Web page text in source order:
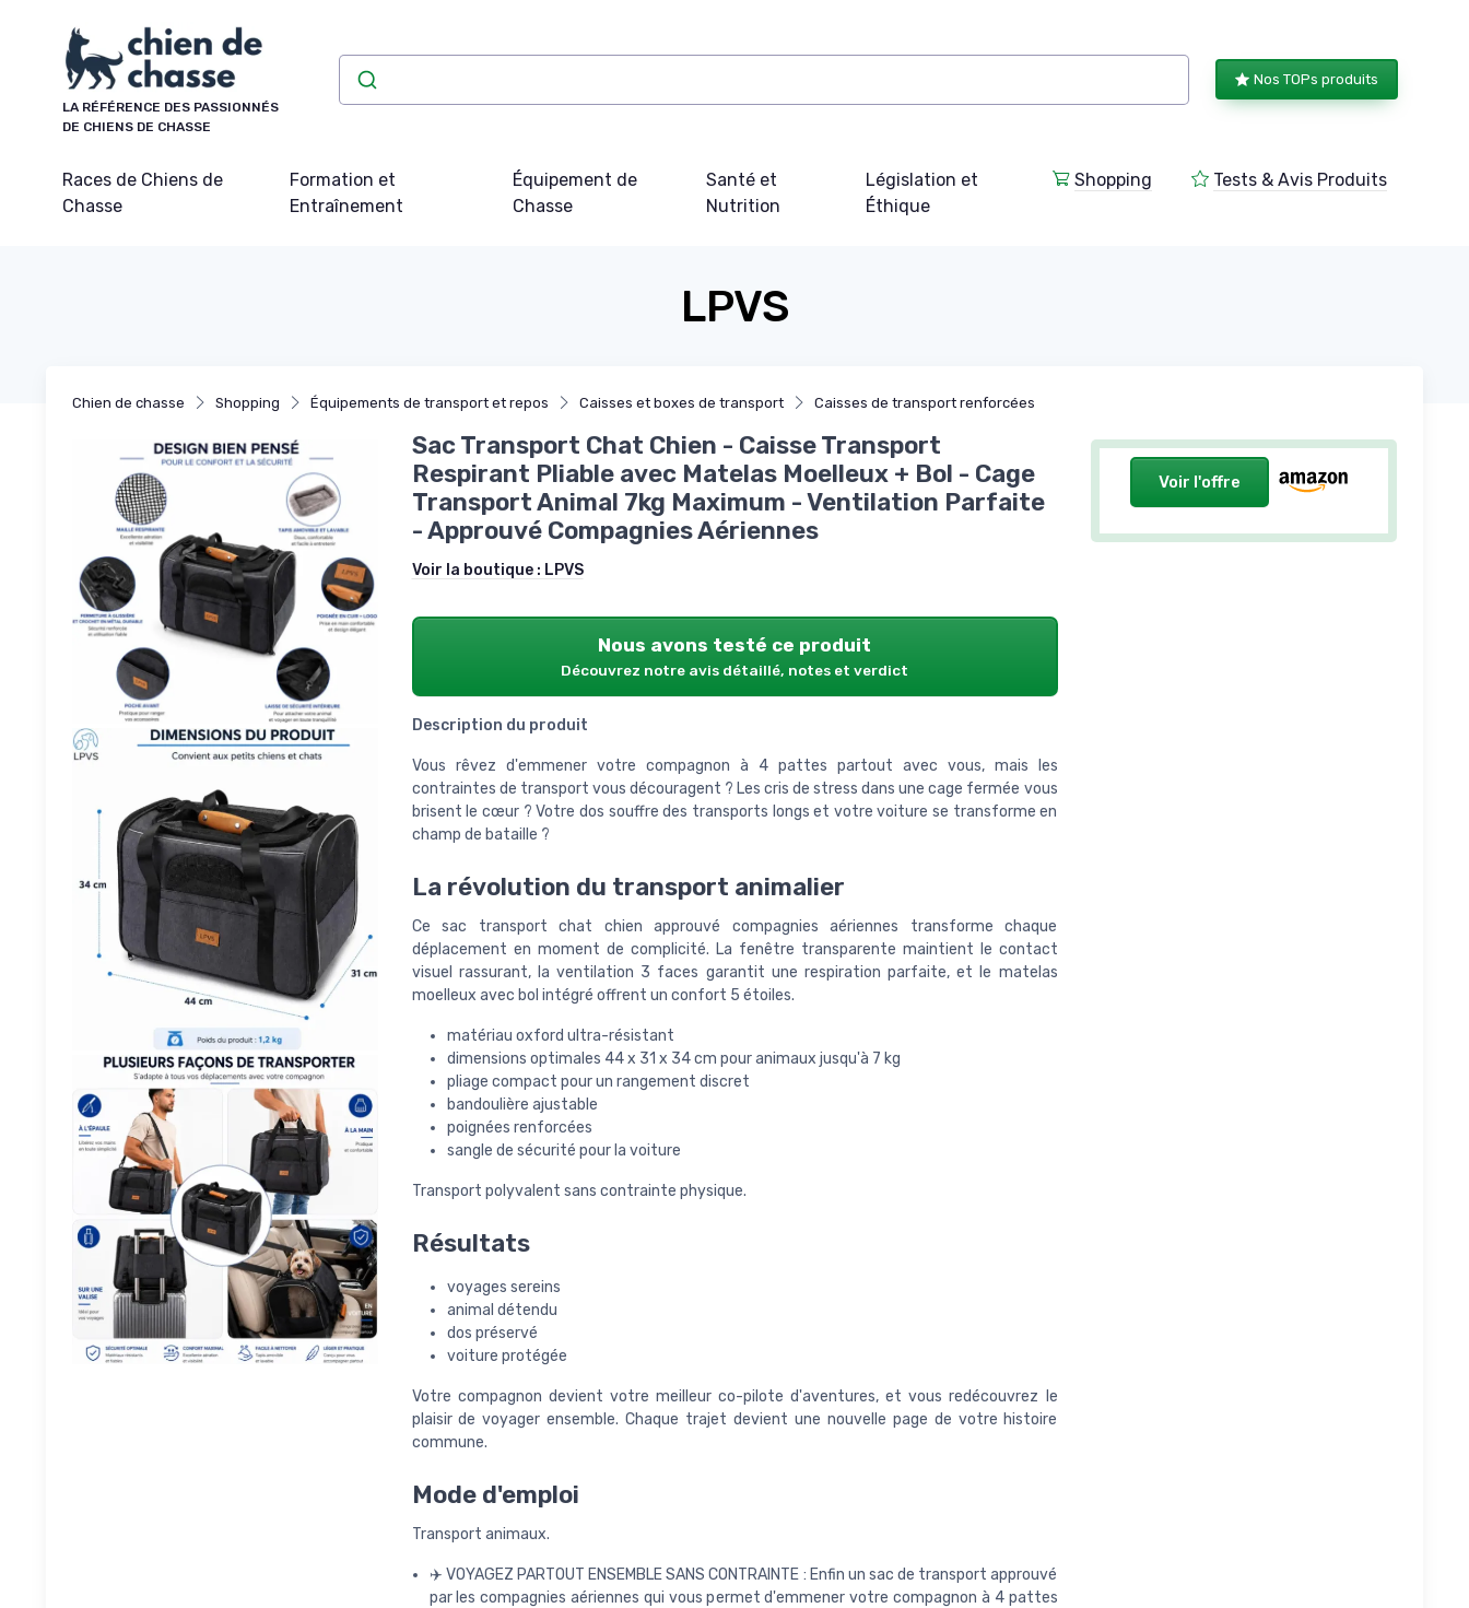
LA RÉFÉRENCE DES PASSIONNÉS
DE CHIENS DE CHASSE
Nos TOPs produits
Races de Chiens de
Chasse
Formation et
Entraînement
Équipement de
Chasse
Santé et
Nutrition
Législation et
Éthique
Shopping Tests & Avis Produits
LPVS
Chien de chasse Shopping Équipements de transport et repos Caisses et boxes de transport Caisses de transport renforcées
Voir l'offre
Sac Transport Chat Chien - Caisse Transport
Respirant Pliable avec Matelas Moelleux + Bol - Cage
Transport Animal 7kg Maximum - Ventilation Parfaite
- Approuvé Compagnies Aériennes
Voir la boutique : LPVS
Nous avons testé ce produit
Découvrez notre avis détaillé, notes et verdict
Description du produit
Vous rêvez d'emmener votre compagnon à 4 pattes partout avec vous, mais les
contraintes de transport vous découragent ? Les cris de stress dans une cage fermée vous
brisent le cœur ? Votre dos souffre des transports longs et votre voiture se transforme en
champ de bataille ?
La révolution du transport animalier
Ce sac transport chat chien approuvé compagnies aériennes transforme chaque
déplacement en moment de complicité. La fenêtre transparente maintient le contact
visuel rassurant, la ventilation 3 faces garantit une respiration parfaite, et le matelas
moelleux avec bol intégré offrent un confort 5 étoiles.
matériau oxford ultra-résistant
dimensions optimales 44 x 31 x 34 cm pour animaux jusqu'à 7 kg
pliage compact pour un rangement discret
bandoulière ajustable
poignées renforcées
sangle de sécurité pour la voiture
Transport polyvalent sans contrainte physique.
Résultats
voyages sereins
animal détendu
dos préservé
voiture protégée
Votre compagnon devient votre meilleur co-pilote d'aventures, et vous redécouvrez le
plaisir de voyager ensemble. Chaque trajet devient une nouvelle page de votre histoire
commune.
Mode d'emploi
Transport animaux.
✈️ VOYAGEZ PARTOUT ENSEMBLE SANS CONTRAINTE : Enfin un sac de transport approuvé
par les compagnies aériennes qui vous permet d'emmener votre compagnon à 4 pattes